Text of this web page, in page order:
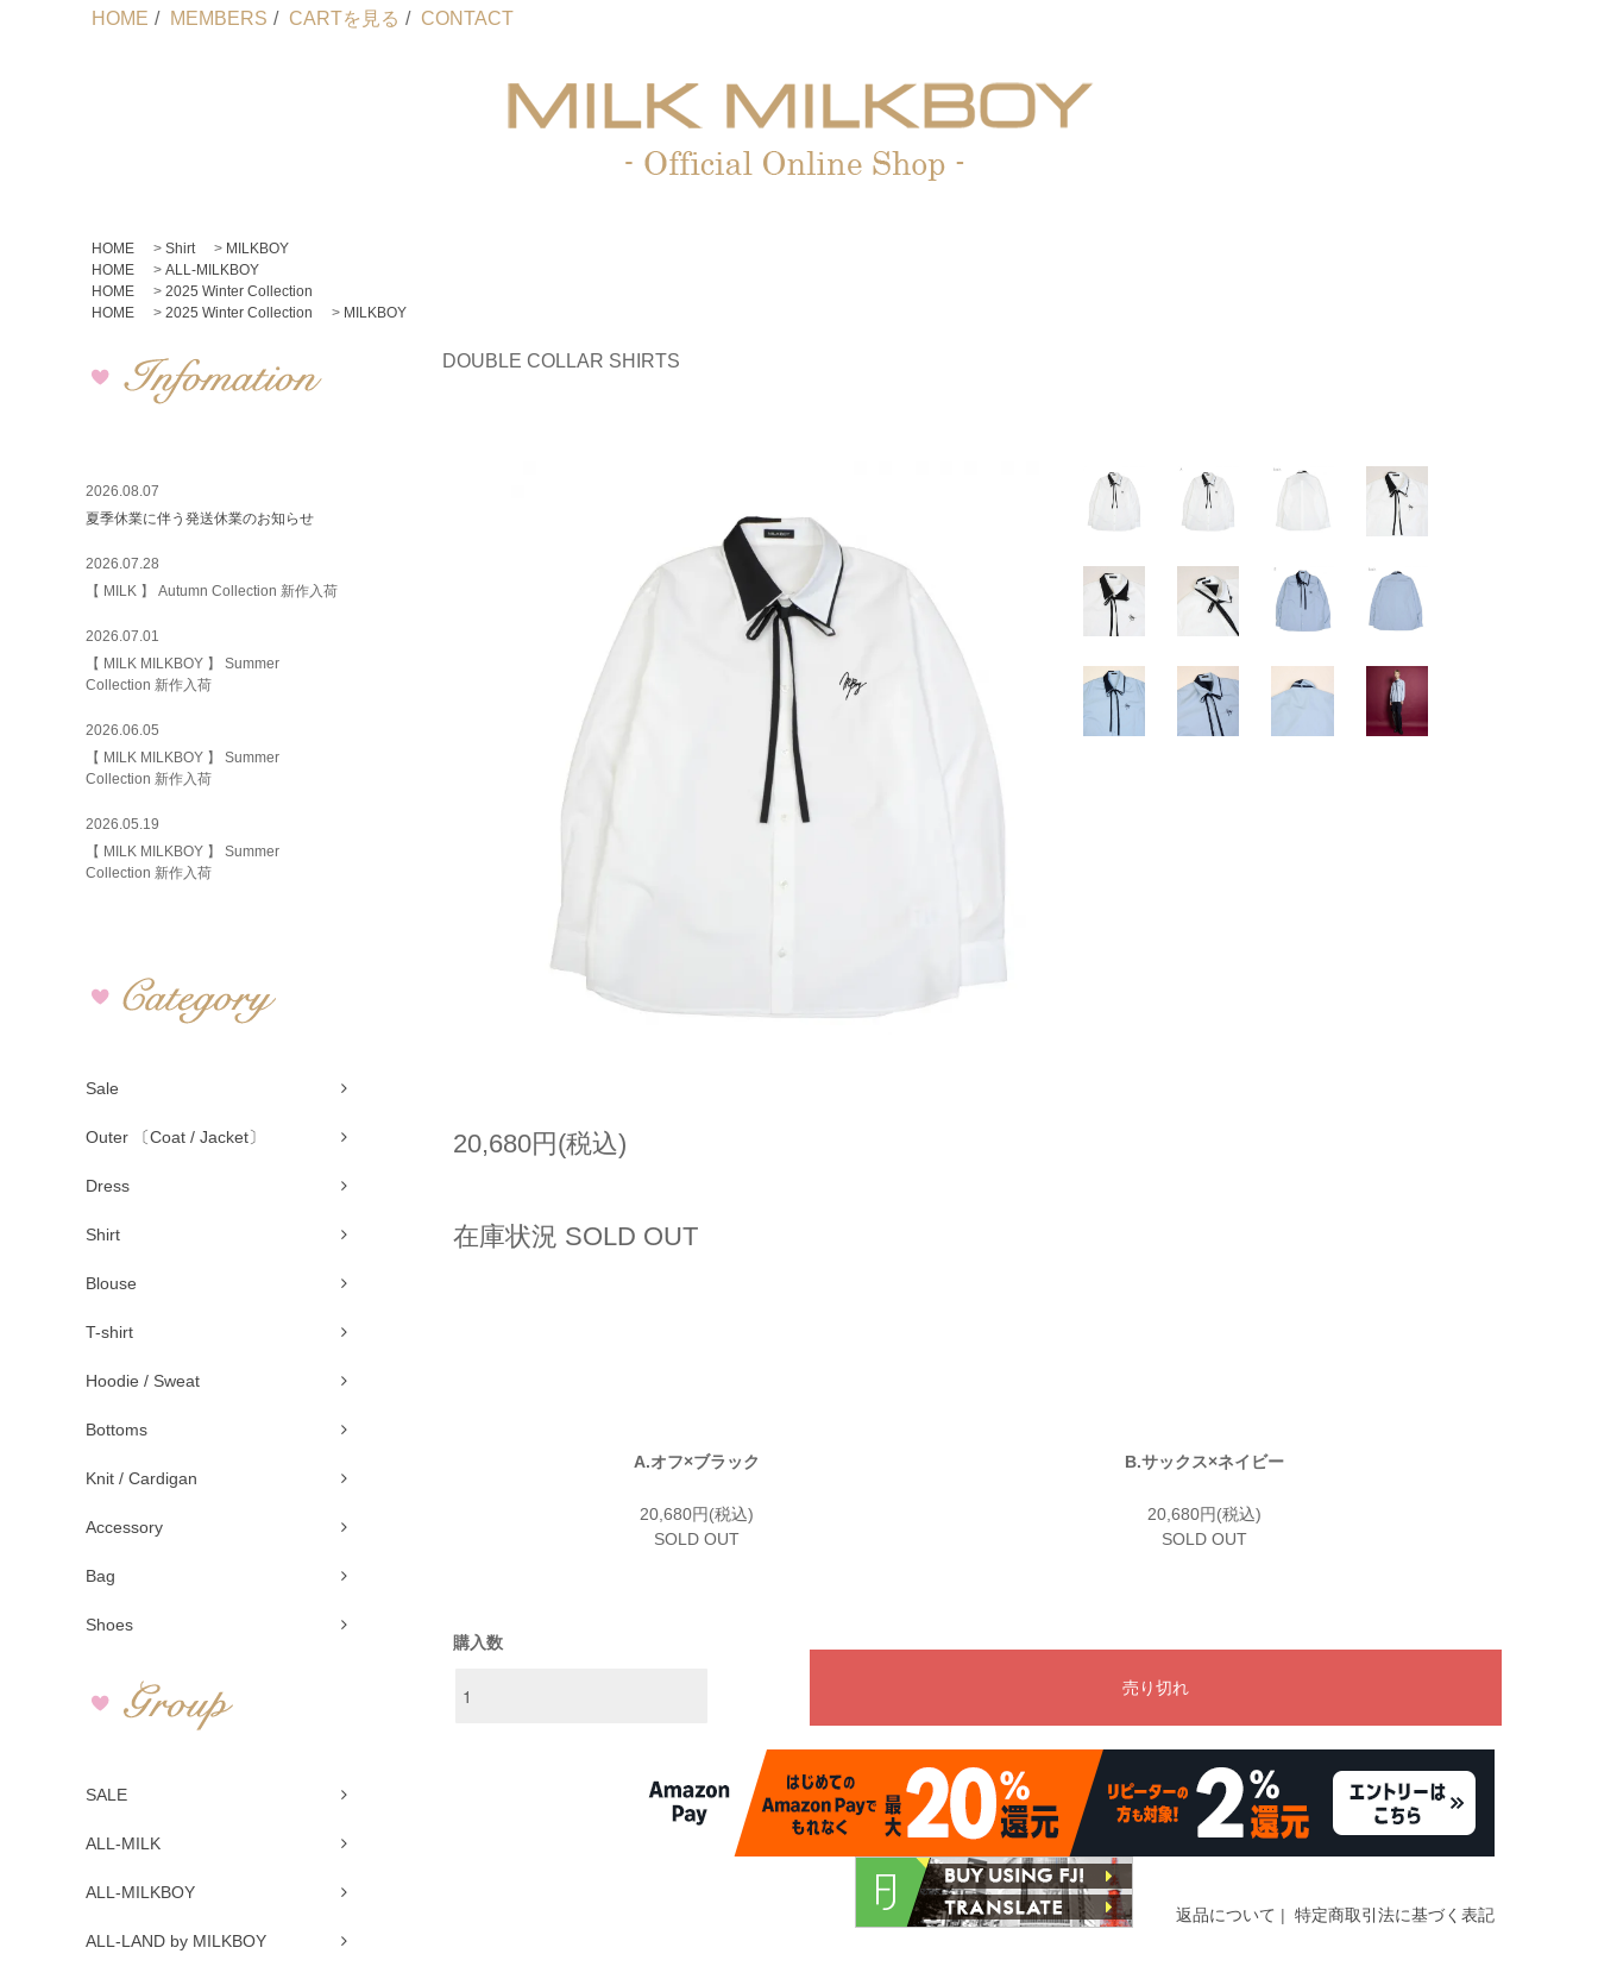
HOME / MEMBERS / CARTを見る / CONTACT
HOME > Shirt > MILKBOY
HOME
> ALL-MILKBOY
HOME
> 2025 Winter Collection
HOME
> 2025 Winter Collection > MILKBOY
2026.08.07
夏季休業に伴う発送休業のお知らせ
2026.07.28
【 MILK 】 Autumn Collection 新作入荷
2026.07.01
【 MILK MILKBOY 】 Summer
Collection 新作入荷
2026.06.05
【 MILK MILKBOY 】 Summer
Collection 新作入荷
2026.05.19
【 MILK MILKBOY 】 Summer
Collection 新作入荷
Sale
Outer 〔Coat / Jacket〕
Dress
Shirt
Blouse
T-shirt
Hoodie / Sweat
Bottoms
Knit / Cardigan
Accessory
Bag
Shoes
SALE
ALL-MILK
ALL-MILKBOY
ALL-LAND by MILKBOY
DOUBLE COLLAR SHIRTS
20,680円(税込)
在庫状況 SOLD OUT
A.オフ×ブラック B.サックス×ネイビー
20,680円(税込)
SOLD OUT
20,680円(税込)
SOLD OUT
購入数
返品について | 特定商取引法に基づく表記